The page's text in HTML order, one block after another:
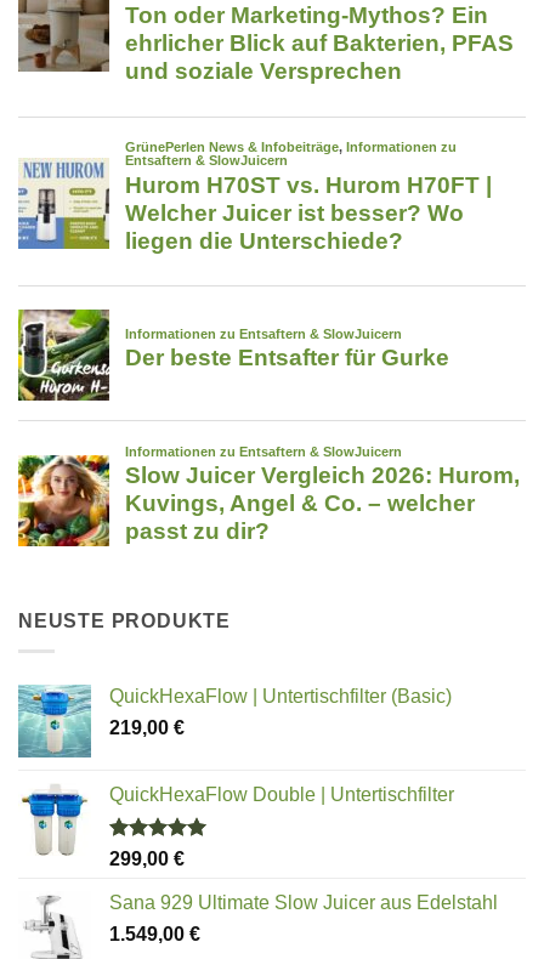
NEUSTE PRODUKTE
QuickHexaFlow | Untertischfilter (Basic)
219,00 €
QuickHexaFlow Double | Untertischfilter
Bewertet
5.00
von 5
299,00 €
Sana 929 Ultimate Slow Juicer aus Edelstahl
1.549,00 €